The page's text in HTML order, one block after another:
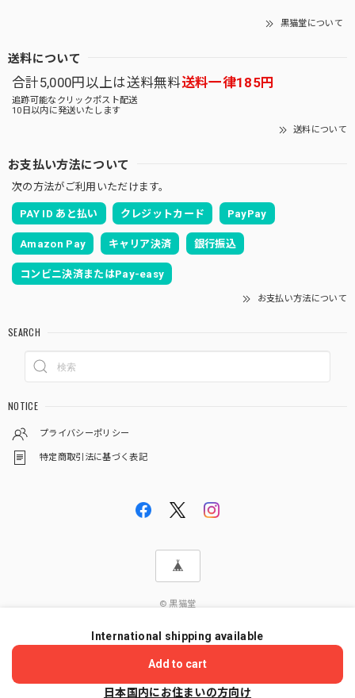
黒猫堂について
送料について
合計5,000円以上は送料無料送料一律185円
追跡可能なクリックポスト配送
10日以内に発送いたします
送料について
お支払い方法について
次の方法がご利用いただけます。
PAY ID あと払い クレジットカード PayPay
Amazon Pay キャリア決済 銀行振込
コンビニ決済またはPay-easy
お支払い方法について
SEARCH
NOTICE
プライバシーポリシー
特定商取引法に基づく表記
© 黒猫堂
International shipping available
Add to cart
日本国内にお住まいの方向け
ショップに質問する